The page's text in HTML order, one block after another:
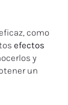
como
efectos
y
un